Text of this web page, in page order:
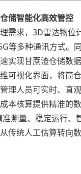
储智能化高效管控
求，3D雷达物位
等多种通讯方式。
实现甘蔗渣仓储数
视化界面，将筒
理人员可实时、直
本核算提供精准的数
量、稳定运行、
传统人工估算转向